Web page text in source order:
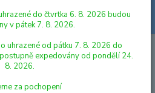
Hledat
Plameňák
do čtvrtka 6. 8. 2026 budou
v pátek 7. 8. 2026.
uhrazené od pátku 7. 8. 2026 do
expedovány od pondělí 24.
8. 2026.
za pochopení